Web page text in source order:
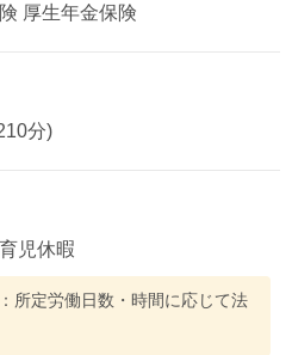
厚生年金保険
分)
児休暇
定労働日数・時間に応じて法